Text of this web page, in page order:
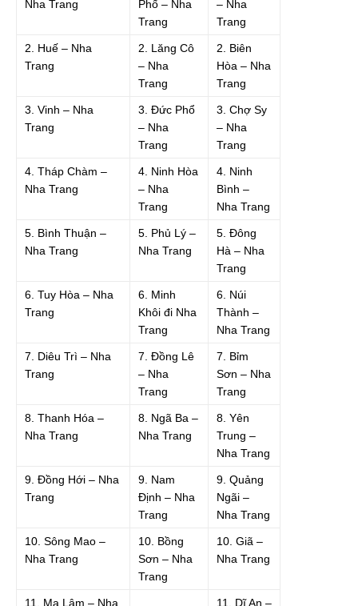
Nha Trang
Phố – Nha
Trang
– Nha
Trang
2. Huế – Nha
Trang
2. Lăng Cô
– Nha
Trang
2. Biên
Hòa – Nha
Trang
3. Vinh – Nha
Trang
3. Đức Phổ
– Nha
Trang
3. Chợ Sy
– Nha
Trang
4. Tháp Chàm –
Nha Trang
4. Ninh Hòa
– Nha
Trang
4. Ninh
Bình –
Nha Trang
5. Bình Thuận –
Nha Trang
5. Phủ Lý –
Nha Trang
5. Đông
Hà – Nha
Trang
6. Tuy Hòa – Nha
Trang
6. Minh
Khôi đi Nha
Trang
6. Núi
Thành –
Nha Trang
7. Diêu Trì – Nha
Trang
7. Đồng Lê
– Nha
Trang
7. Bỉm
Sơn – Nha
Trang
8. Thanh Hóa –
Nha Trang
8. Ngã Ba –
Nha Trang
8. Yên
Trung –
Nha Trang
9. Đồng Hới – Nha
Trang
9. Nam
Định – Nha
Trang
9. Quảng
Ngãi –
Nha Trang
10. Sông Mao –
Nha Trang
10. Bồng
Sơn – Nha
Trang
10. Giã –
Nha Trang
11. Ma Lâm – Nha
11. Dĩ An –